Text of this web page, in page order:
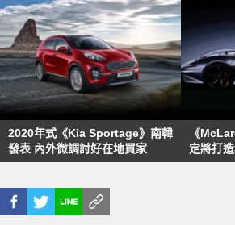
2020年式《Kia Sportage》南韓
發表 內外微調討好在地買家
《
定將打